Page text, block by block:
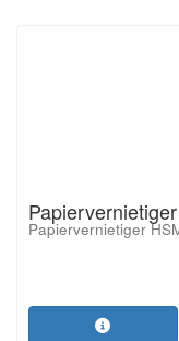
Papiervernietiger